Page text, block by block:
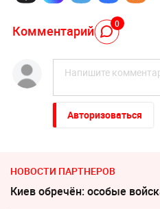
Комментарий 0
Авторизоваться
НОВОСТИ ПАРТНЕРОВ
Киев обречён: особые